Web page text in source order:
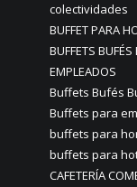
colectividades
BUFFET PARA
BUFFETS
EMPLEADOS
Buffets Bufés
Buffets para
buffets para
buffets para
CAFETERÍA